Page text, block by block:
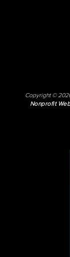
Copyright ©
Nonprofit